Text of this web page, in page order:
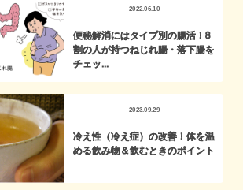
2022.06.10
便秘解消にはタイプ別の腸活！8
割の人が持つねじれ腸・落下腸を
チェッ...
2023.09.29
冷え性（冷え症）の改善！体を温
める飲み物＆飲むときのポイント